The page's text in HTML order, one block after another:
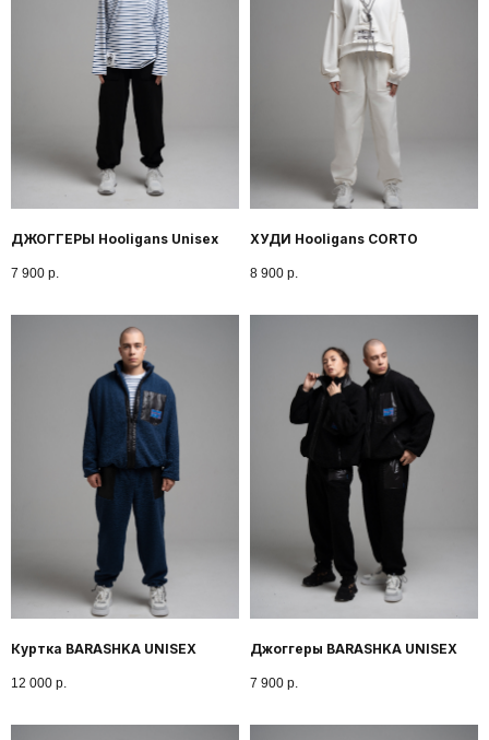
ДЖОГГЕРЫ Hooligans Unisex
7 900 р.
ХУДИ Hooligans CORTO
8 900 р.
Куртка BARASHKA UNISEX
12 000 р.
Джоггеры BARASHKA UNISEX
7 900 р.